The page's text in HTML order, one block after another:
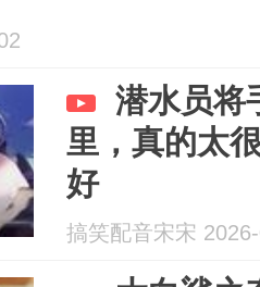
潜水员将
里，真的太
好
搞笑配音宋宋